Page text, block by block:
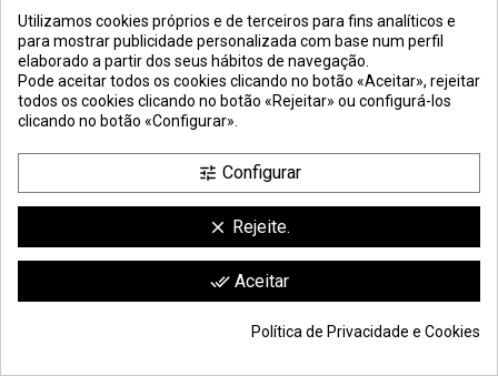
Adicionar ao carrinho * 43,80 €
0,94 €
Utilizamos cookies próprios e de terceiros para fins analíticos e
para mostrar publicidade personalizada com base num perfil
elaborado a partir dos seus hábitos de navegação.
Pode aceitar todos os cookies clicando no botão «Aceitar», rejeitar
todos os cookies clicando no botão «Rejeitar» ou configurá-los
clicando no botão «Configurar».
tune Configurar
clear Rejeite.
done_all Aceitar
Política de Privacidade e Cookies